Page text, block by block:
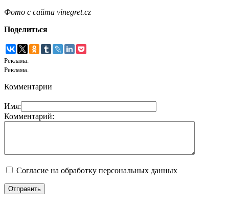
Фото с сайта vinegret.cz
Поделиться
Реклама.
Реклама.
Комментарии
Имя:
Комментарий:
Согласие на обработку персональных данных